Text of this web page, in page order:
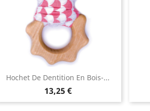
Hochet De Dentition En Bois-...
13,25 €